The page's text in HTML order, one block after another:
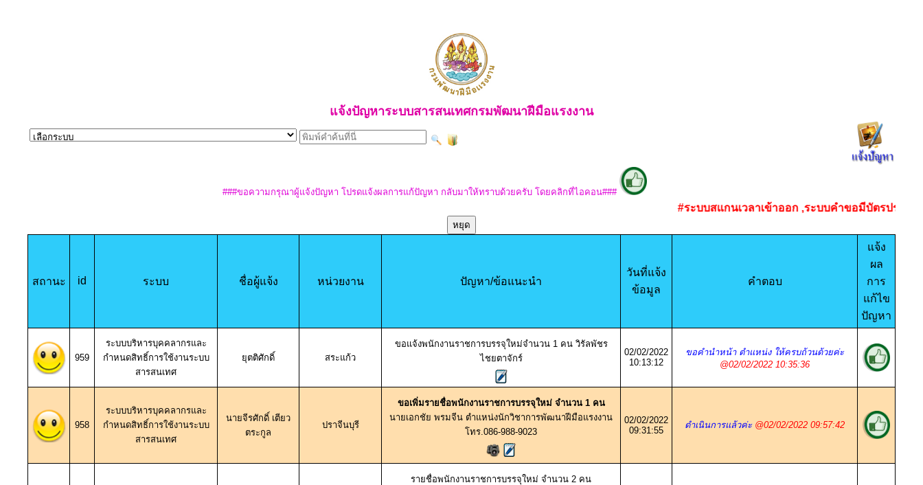
แจ้งปัญหาระบบสารสนเทศกรมพัฒนาฝีมือแรงงาน
###ขอความกรุณาผู้แจ้งปัญหา โปรดแจ้งผลการแก้ปัญหา กลับมาให้ทราบด้วยครับ โดยคลิกที่ไอคอน###
#ระบบสแกนเวลาเข้าออก ,ระบบคำขอมีบัตรประจำ
หยุด
สถานะ id ระบบ ชื่อผู้แจ้ง หน่วยงาน ปัญหา/ข้อแนะนำ
วันที่แจ้ง
ข้อมูล
คำตอบ
แจ้ง
ผล
การ
แก้ไข
ปัญหา
959
ระบบบริหารบุคคลากรและ
กำหนดสิทธิ์การใช้งานระบบ
สารสนเทศ
ยุตติศักดิ์ สระแก้ว
ขอแจ้งพนักงานราชการบรรจุใหม่จำนวน 1 คน วิรัลพัชร
ไชยตาจักร์
02/02/2022
10:13:12
ขอคำนำหน้า ตำแหน่ง ให้ครบถ้วนด้วยค่ะ
@02/02/2022 10:35:36
958
ระบบบริหารบุคคลากรและ
กำหนดสิทธิ์การใช้งานระบบ
สารสนเทศ
นายจีรศักดิ์ เตียว
ตระกูล
ปราจีนบุรี
ขอเพิ่มรายชื่อพนักงานราชการบรรจุใหม่ จำนวน 1 คน
นายเอกชัย พรมจีน ตำแหน่งนักวิชาการพัฒนาฝีมือแรงงาน
โทร.086-988-9023
02/02/2022
09:31:55
ดำเนินการแล้วค่ะ @02/02/2022 09:57:42
รายชื่อพนักงานราชการบรรจุใหม่ จำนวน 2 คน